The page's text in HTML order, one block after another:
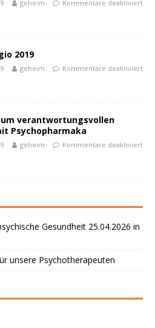
geheim Kommentare deaktiviert
2019
geheim Kommentare deaktiviert
verantwortungsvollen
Psychopharmaka
geheim Kommentare deaktiviert
Gesundheit 25.04.2026 in
unsere Psychotherapeuten